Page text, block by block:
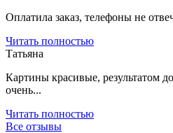
Оплатила заказ, телефоны не
Читать полностью
Татьяна
Картины красивые, результатом
очень...
Читать полностью
Все отзывы